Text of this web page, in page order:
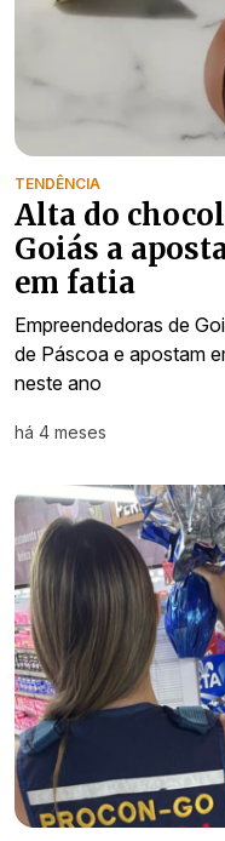
TENDÊNCIA
Alta do
Goiás a
em fatia
Empreendedoras de
de Páscoa e apostam
neste ano
há 4 meses